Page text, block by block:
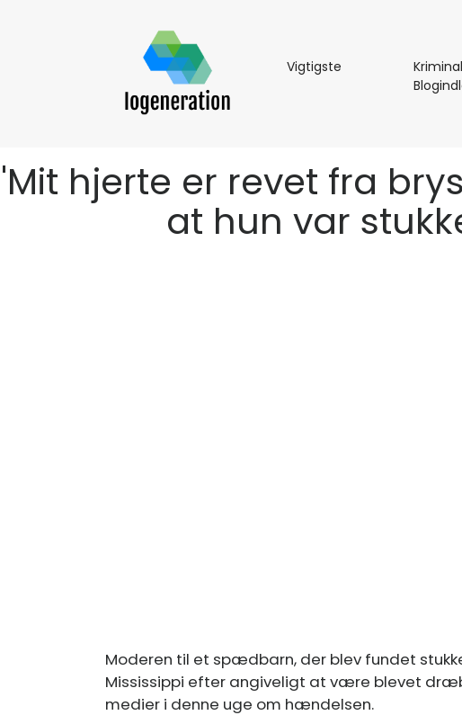
VigtigsteVigtigste
'Mit hjerte er revet fra
at hun var
Moderen til et spædbarn, der blev fundet
Mississippi efter angiveligt at være blevet
medier i denne uge om hændelsen.